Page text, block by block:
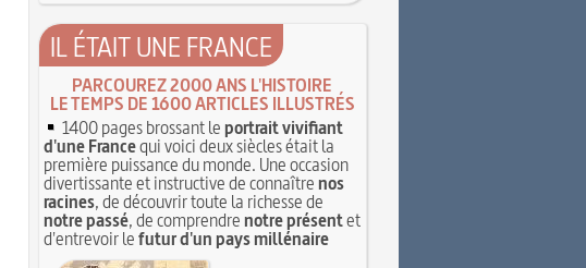
IL ÉTAIT UNE FRANCE
PARCOUREZ 2000 ANS L'HISTOIRE
LE TEMPS DE 1600 ARTICLES ILLUSTRÉS
1400 pages brossant leportrait vivifiant
d'une Francequi voici deux siècles était la
première puissance du monde. Une occasion
divertissante et instructive de connaîtrenos
racines, de découvrir toute la richesse de
notre passé, de comprendrenotre présentet
d'entrevoir lefutur d'un pays millénaire